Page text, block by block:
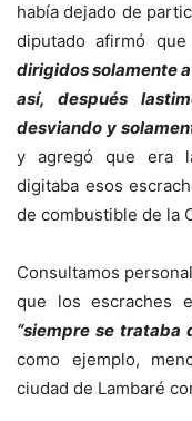
había dejado de
diputado afirmó que
dirigidos solamente
así, después
desviando y
y agregó que era
digitaba esos
de combustible de la
Consultamos
que los escraches
“siempre se trataba
como ejemplo,
ciudad de Lambaré